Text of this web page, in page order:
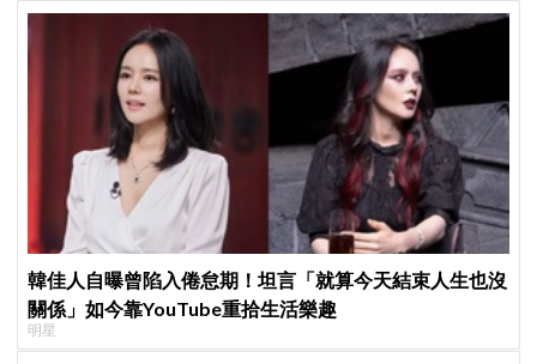
韓佳人自曝曾陷入倦怠期！坦言「就算今天結束人生也沒
關係」如今靠YouTube重拾生活樂趣
明星